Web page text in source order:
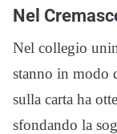
Nel
Nel collegio
stanno in modo
sulla carta ha
sfondando la